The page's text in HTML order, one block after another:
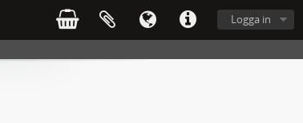
Logga in